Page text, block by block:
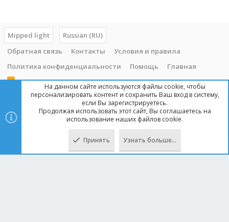
Mipped light
Russian (RU)
Обратная связь
Контакты
Условия и правила
Политика конфиденциальности
Помощь Главная
R
Copyright © 2014 - 2025, mipped.com. Все права защищены. При
копировании материала с сайта, обратная ссылка обязательна!
На данном сайте используются файлы cookie, чтобы
персонализировать контент и сохранить Ваш вход в систему,
если Вы зарегистрируетесь.
Продолжая использовать этот сайт, Вы соглашаетесь на
использование наших файлов cookie.
Принять Узнать больше…